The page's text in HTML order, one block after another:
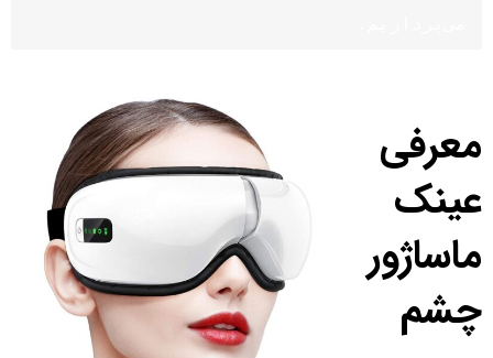
معرفی
عینک
ماساژور
چشم